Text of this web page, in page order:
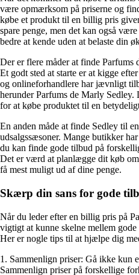
være opmærksom på priserne og
købe et produkt til en billig pris
spare penge, men det kan også
bedre at kende uden at belaste din
Der er flere måder at finde
Et godt sted at starte er at kigge
og onlineforhandlere har jævnligt
herunder Parfums de Marly
for at købe produktet til en
En anden måde at finde Sedley til
udsalgssæsoner. Mange butikker
du kan finde gode tilbud på
Det er værd at planlægge dit køb
få mest muligt ud af dine penge.
Skærp din sans for gode
Når du leder efter en billig pris på
vigtigt at kunne skelne mellem
Her er nogle tips til at hjælpe dig
1. Sammenlign priser: Gå ikke kun
Sammenlign priser på forskellige